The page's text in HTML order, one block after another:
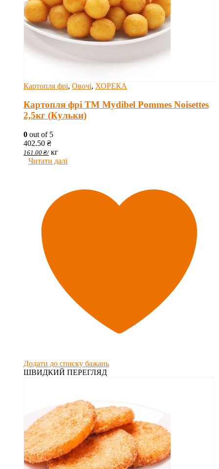
Картопля фрі, Овочі, ХОРЕКА
Картопля фрі ТМ Mydibel Pommes Noisettes
2,5кг (Кульки)
0 out of 5
402.50 ₴
161.00 ₴/ кг
Читати далі
Додати до списку бажань
ШВИДКИЙ ПЕРЕГЛЯД